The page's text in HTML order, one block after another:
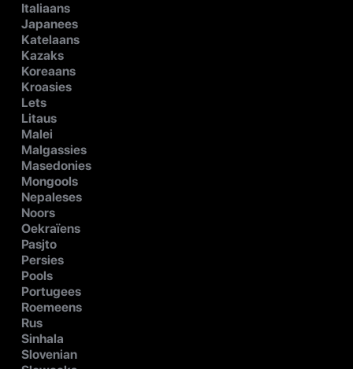
Italiaans
Japanees
Katelaans
Kazaks
Koreaans
Kroasies
Lets
Litaus
Malei
Malgassies
Masedonies
Mongools
Nepaleses
Noors
Oekraïens
Pasjto
Persies
Pools
Portugees
Roemeens
Rus
Sinhala
Slovenian